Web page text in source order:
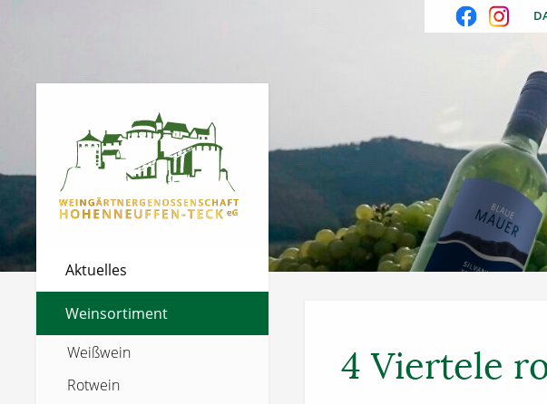
Aktuelles
Weinsortiment
Weißwein
Rotwein
4 Viertele